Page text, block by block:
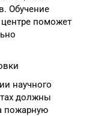
Обучение
поможет
научного
должны
пожарную